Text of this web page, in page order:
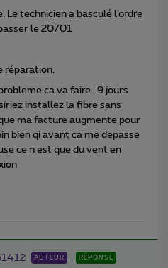
Le technicien a basculé l’ordre
le 20/01
réparation.
ca va faire 9 jours
installez la fibre sans
ma facture augmente pour
bien qi avant ca me depasse
ce n est que du vent en
AUTEUR RÉPONSE